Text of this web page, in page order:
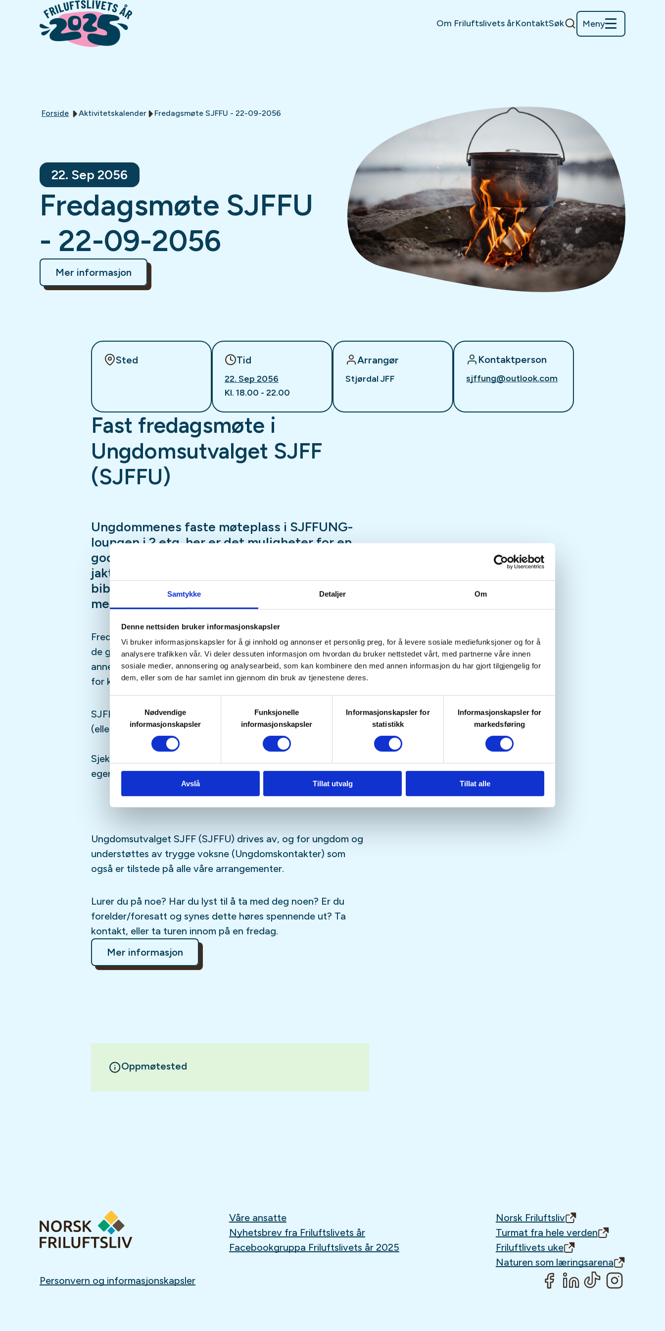
Samtykke Detaljer Om
Denne nettsiden bruker informasjonskapsler
Vi bruker informasjonskapsler for å gi innhold og annonser et personlig preg, for å levere sosiale mediefunksjoner og for å
analysere trafikken vår. Vi deler dessuten informasjon om hvordan du bruker nettstedet vårt, med partnerne våre innen
sosiale medier, annonsering og analysearbeid, som kan kombinere den med annen informasjon du har gjort tilgjengelig for
dem, eller som de har samlet inn gjennom din bruk av tjenestene deres.
Nødvendige
informasjonskapsler
Funksjonelle
informasjonskapsler
Informasjonskapsler for
statistikk
Informasjonskapsler for
markedsføring
Avslå Tillat utvalg Tillat alle
Om Friluftslivets årKontaktSøk Meny
Forside Aktivitetskalender Fredagsmøte SJFFU - 22-09-2056
22. Sep 2056
Fredagsmøte SJFFU
- 22-09-2056
Mer informasjon
Sted Tid
22. Sep 2056
Kl. 18.00 - 22.00
Arrangør
Stjørdal JFF
Kontaktperson
sjffung@outlook.com
Fast fredagsmøte i
Ungdomsutvalget SJFF
(SJFFU)
Ungdommenes faste møteplass i SJFFUNG-
loungen i 2.etg, her er det muligheter for en
god prat i godt selskap, luftgeværskyting,
jaktsimulator, biljard, en tur innom utvalgets
bibliotek, Podcast-innspilling og mye, mye
mer
Fredagsmøtene er fast, hver fredag hele året med unntak av
de gangene vi er borte på fisketurer, hytteturer, jakt eller
annet moro, følg med i aktivitetskalender og på sosiale medier
for kommende aktiviteter!
SJFFUNGs arrangementer er rusfrie, og er for deg som er
(eller har lyst til å bli)barn/ungdomsmedlem(opp til 26år)
Sjekk gjerne ut
egen
podcastpå din favoritt-streamingplattform.
Ungdomsutvalget SJFF (SJFFU) drives av, og for ungdom og
understøttes av trygge voksne (Ungdomskontakter) som
også er tilstede på alle våre arrangementer.
Lurer du på noe? Har du lyst til å ta med deg noen? Er du
forelder/foresatt og synes dette høres spennende ut? Ta
kontakt, eller ta turen innom på en fredag.
Mer informasjon
Oppmøtested
Våre ansatte
Nyhetsbrev fra Friluftslivets år
Facebookgruppa Friluftslivets år 2025
Norsk Friluftsliv
Turmat fra hele verden
Friluftlivets uke
Naturen som læringsarena
Personvern og informasjonskapsler